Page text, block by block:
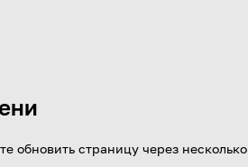
обновить страницу через несколько